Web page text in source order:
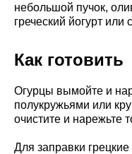
небольшой пучок,
греческий йогурт или
Как готовить
Огурцы вымойте и
полукружьями или
очистите и нарежьте
Для заправки